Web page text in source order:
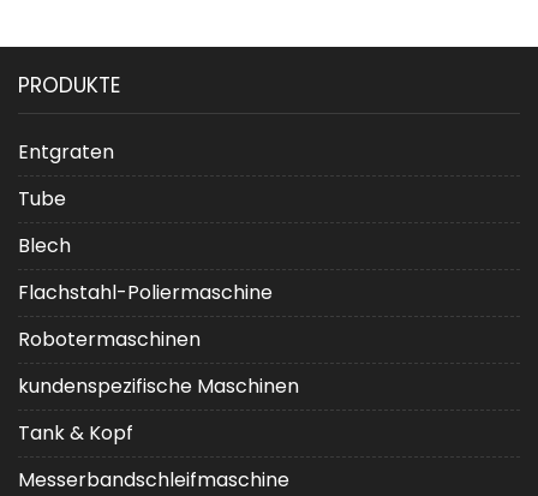
PRODUKTE
Entgraten
Tube
Blech
Flachstahl-Poliermaschine
Robotermaschinen
kundenspezifische Maschinen
Tank & Kopf
Messerbandschleifmaschine